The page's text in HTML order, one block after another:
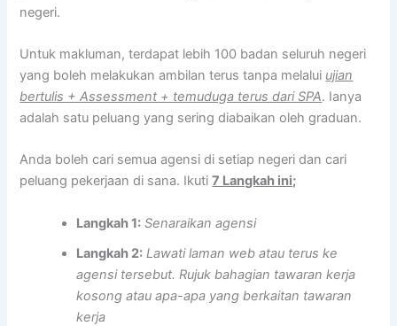
negeri.
Untuk makluman, terdapat lebih 100 badan seluruh negeri
yang boleh melakukan ambilan terus tanpa melalui ujian
bertulis + Assessment + temuduga terus dari SPA. Ianya
adalah satu peluang yang sering diabaikan oleh graduan.
Anda boleh cari semua agensi di setiap negeri dan cari
peluang pekerjaan di sana. Ikuti7 Langkah ini;
Langkah 1: Senaraikan agensi
Langkah 2: Lawati laman web atau terus ke
agensi tersebut. Rujuk bahagian tawaran kerja
kosong atau apa-apa yang berkaitan tawaran
kerja